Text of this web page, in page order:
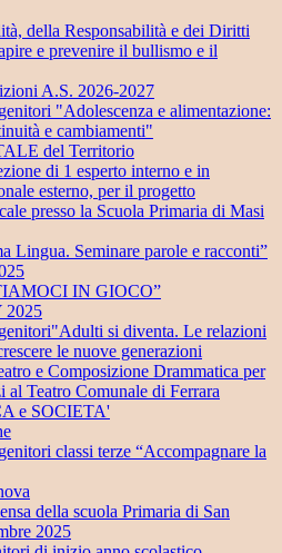
della Responsabilità e dei Diritti
e prevenire il bullismo e il
A.S. 2026-2027
"Adolescenza e alimentazione:
e cambiamenti"
del Territorio
di 1 esperto interno e in
esterno, per il progetto
presso la Scuola Primaria di Masi
Lingua. Seminare parole e racconti”
IN GIOCO”
2025
si diventa. Le relazioni
le nuove generazioni
e Composizione Drammatica per
al Teatro Comunale di Ferrara
e SOCIETA'
classi terze “Accompagnare la
della scuola Primaria di San
2025